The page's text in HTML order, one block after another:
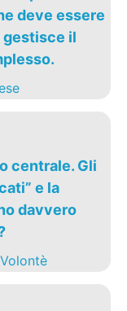
deve essere
gestisce il
centrale. Gli
e la
davvero